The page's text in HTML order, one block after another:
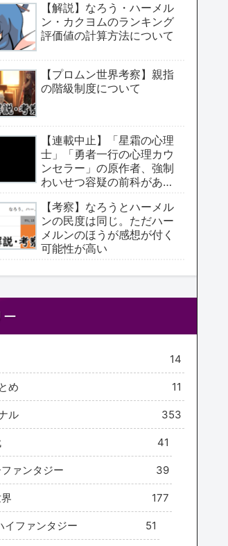
【解説】なろう・ハーメル
ン・カクヨムのランキング
評価値の計算方法について
【プロムン世界考察】親指
の階級制度について
【連載中止】「星霜の心理
士」「勇者一行の心理カウ
ンセラー」の原作者、強制
わいせつ容疑の前科があっ
【考察】なろうとハーメル
ンの民度は同じ。ただハー
メルンのほうが感想が付く
可能性が高い
ー
14
め 11
ル 353
41
ァンタジー 39
177
イファンタジー 51